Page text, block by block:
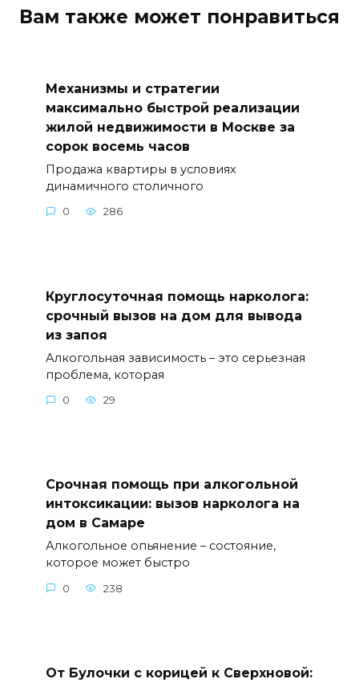
Вам также может понравиться
Механизмы и стратегии
максимально быстрой реализации
жилой недвижимости в Москве за
сорок восемь часов
Продажа квартиры в условиях
динамичного столичного
0 286
Круглосуточная помощь нарколога:
срочный вызов на дом для вывода
из запоя
Алкогольная зависимость – это серьезная
проблема, которая
0 29
Срочная помощь при алкогольной
интоксикации: вызов нарколога на
дом в Самаре
Алкогольное опьянение – состояние,
которое может быстро
0 238
От Булочки с корицей к Сверхновой: